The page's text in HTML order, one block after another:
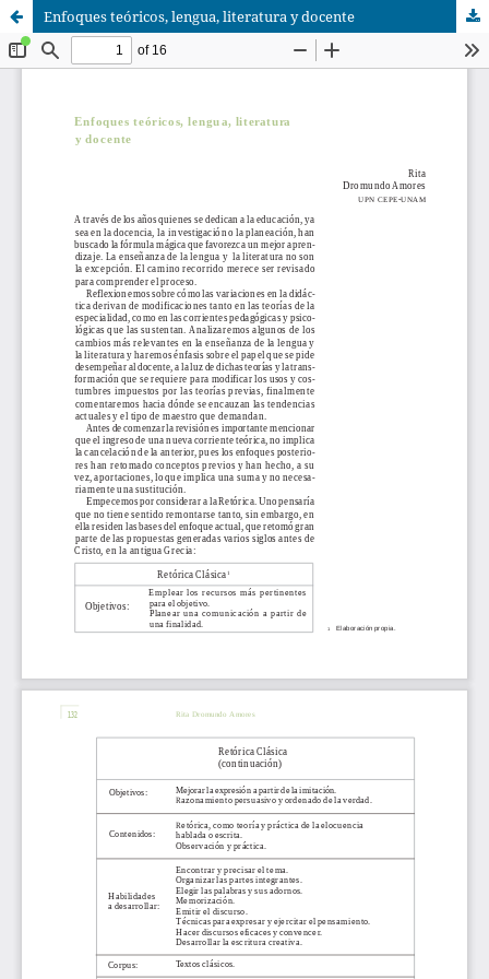
Enfoques teóricos, lengua, literatura y docente